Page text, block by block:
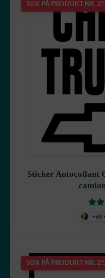
50% PÅ PRODUKT NR. 2!!
Sticker Autocollant
+63
50% PÅ PRODUKT NR. 2!!